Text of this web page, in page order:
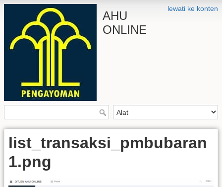
lewati ke konten
AHU
ONLINE
list_transaksi_pmbubaran
1.png